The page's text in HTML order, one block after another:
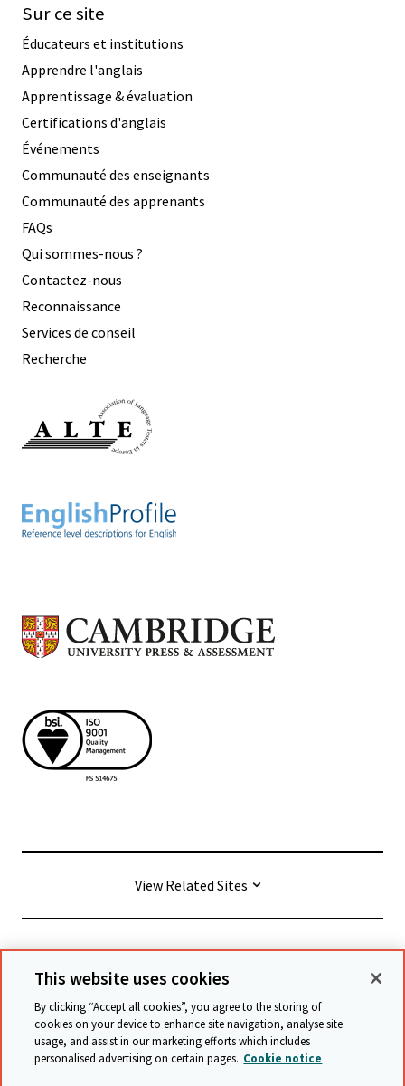
Sur ce site
Éducateurs et institutions
Apprendre l'anglais
Apprentissage & évaluation
Certifications d'anglais
Événements
Communauté des enseignants
Communauté des apprenants
FAQs
Qui sommes-nous ?
Contactez-nous
Reconnaissance
Services de conseil
Recherche
View Related Sites
© Cambridge University Press & Assessment
Conditions générales
Protection des données
Déclaration d'accessibilité
This website uses cookies
By clicking “Accept all cookies”, you agree to the storing of
cookies on your device to enhance site navigation, analyse site
usage, and assist in our marketing efforts which includes
personalised advertising on certain pages. Cookie notice